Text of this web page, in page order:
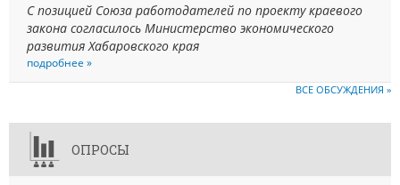
С позицией Союза работодателей по проекту краевого
закона согласилось Министерство экономического
развития Хабаровского края
подробнее »
ВСЕ ОБСУЖДЕНИЯ »
ОПРОСЫ